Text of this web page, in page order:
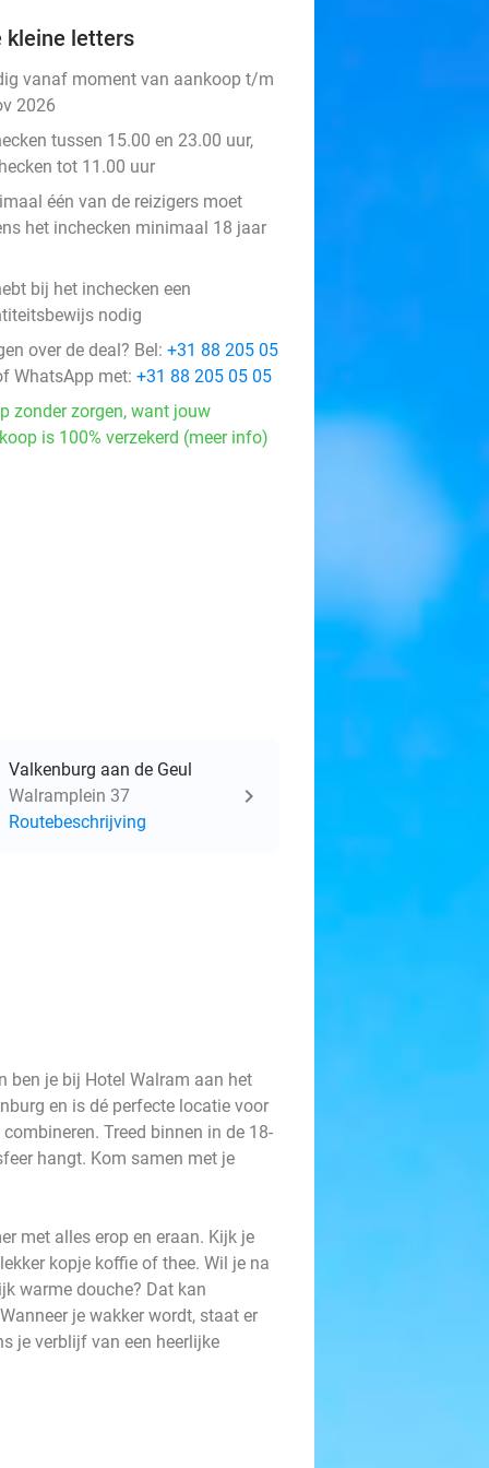
kleine letters
vanaf moment van aankoop t/m
2026
tussen 15.00 en 23.00 uur,
tot 11.00 uur
één van de reizigers moet
het inchecken minimaal 18 jaar
bij het inchecken een
nodig
over de deal? Bel: +31 88 205 05
WhatsApp met: +31 88 205 05 05
zonder zorgen, want jouw
is 100% verzekerd (meer info)
Valkenburg aan de Geul
Walramplein 37
Routebeschrijving
ben je bij Hotel Walram aan het
en is dé perfecte locatie voor
Treed binnen in de 18-
hangt. Kom samen met je
met alles erop en eraan. Kijk je
kopje koffie of thee. Wil je na
warme douche? Dat kan
je wakker wordt, staat er
je verblijf van een heerlijke